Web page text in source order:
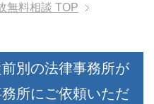
無料相談 TOP
前別の法律事務所が
所にご依頼いただ